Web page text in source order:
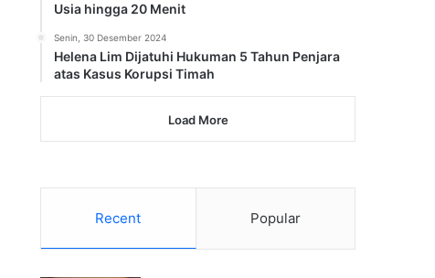
Usia hingga 20 Menit
Senin, 30 Desember 2024
Helena Lim Dijatuhi Hukuman 5 Tahun Penjara
atas Kasus Korupsi Timah
Load More
Recent Popular